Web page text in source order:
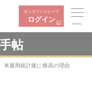
オンライントレード
ログイン
MENU
帖
米雇用統計後に株高の理由